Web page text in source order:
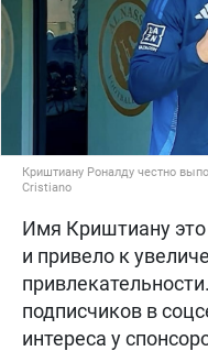
Криштиану Роналду честно
Cristiano
Имя Криштиану
и привело к
подписчиков в
интереса у